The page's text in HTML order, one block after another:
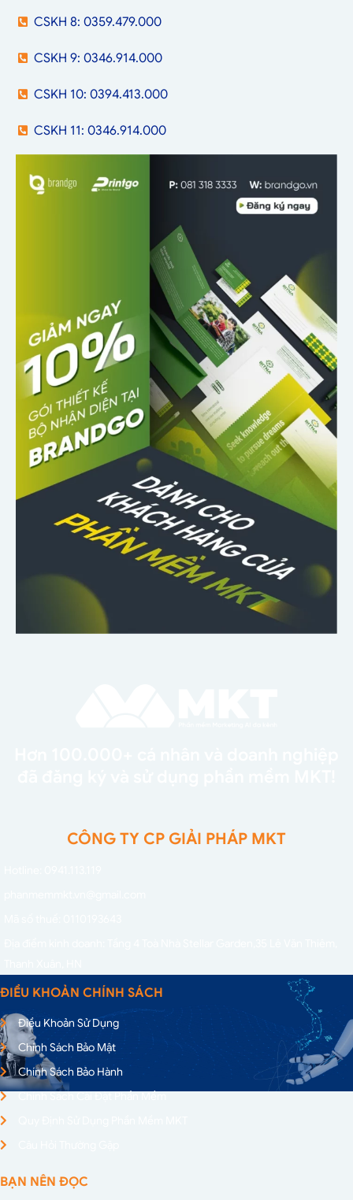
CSKH 8: 0359.479.000
CSKH 9: 0346.914.000
CSKH 10: 0394.413.000
CSKH 11: 0346.914.000
CÔNG TY CP GIẢI PHÁP MKT
ĐIỀU KHOẢN CHÍNH SÁCH
Điều Khoản Sử Dụng
Chính Sách Bảo Mật
Chính Sách Bảo Hành
BẠN NÊN ĐỌC